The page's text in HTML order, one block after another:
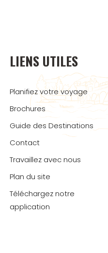
LIENS UTILES
Planifiez votre voyage
Brochures
Guide des Destinations
Contact
Travaillez avec nous
Plan du site
Téléchargez notre
application